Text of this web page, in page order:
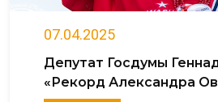
07.04.2025
Депутат Госдумы
«Рекорд Александра